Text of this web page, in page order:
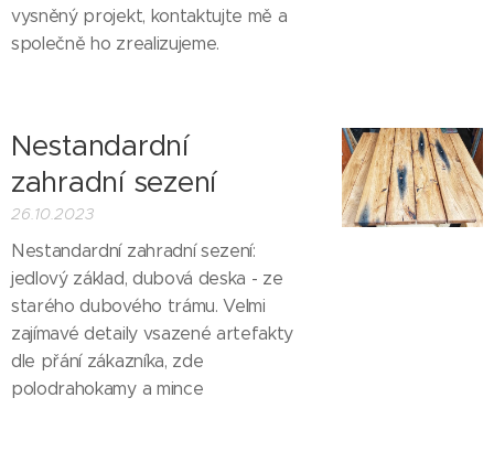
vysněný projekt, kontaktujte mě a
společně ho zrealizujeme.
Nestandardní
zahradní sezení
26.10.2023
Nestandardní zahradní sezení:
jedlový základ, dubová deska - ze
starého dubového trámu. Velmi
zajímavé detaily vsazené artefakty
dle přání zákazníka, zde
polodrahokamy a mince